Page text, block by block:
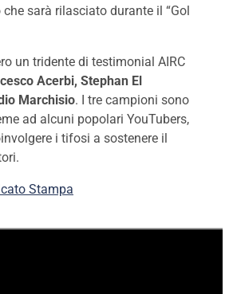
sarà rilasciato durante il “Gol
un tridente di testimonial AIRC
Acerbi, Stephan El
Marchisio. I tre campioni sono
ad alcuni popolari YouTubers,
i tifosi a sostenere il
Stampa